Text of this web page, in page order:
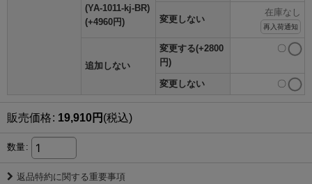
(YA-1011-kj-BR)
(+4960円)
変更しない
在庫なし
再入荷通知
追加しない
変更する(+2800
円)
〇
変更しない 〇
販売価格: 19,910円 (税込)
数量:
返品特約に関する重要事項